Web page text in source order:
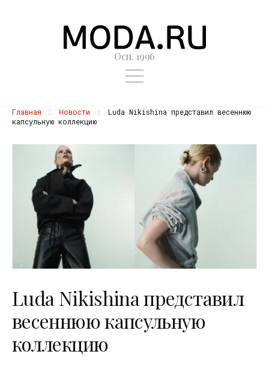
Осн. 1996
Главная Новости
Luda Nikishina представил весеннюю
капсульную коллекцию
Luda Nikishina представил
весеннюю капсульную
коллекцию